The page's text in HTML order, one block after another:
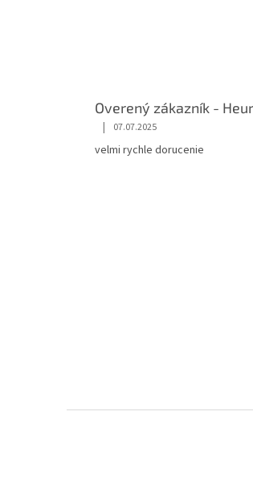
Overený zákazník -
| 07.07.2025
velmi rychle dorucenie